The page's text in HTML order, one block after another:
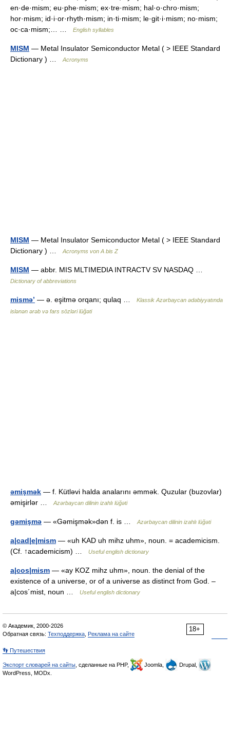
en·de·mism; eu·phe·mism; ex·tre·mism; hal·o·chro·mism;
hor·mism; id·i·or·rhyth·mism; in·ti·mism; le·git·i·mism; no·mism;
oc·ca·mism;… …
English syllables
MISM — Metal Insulator Semiconductor Metal ( > IEEE Standard
Dictionary ) …
Acronyms
MISM — Metal Insulator Semiconductor Metal ( > IEEE Standard
Dictionary ) …
Acronyms von A bis Z
MISM — abbr. MIS MLTIMEDIA INTRACTV SV NASDAQ …
Dictionary of abbreviations
mismə’ — ə. eşitmə orqanı; qulaq …
Klassik Azərbaycan ədəbiyyatında
islənən ərəb və fars sözləri lüğəti
əmişmək — f. Kütləvi halda analarını əmmək. Quzular (buzovlar)
əmişirlər …
Azərbaycan dilinin izahlı lüğəti
gəmişmə — «Gəmişmək»dən f. is … Azərbaycan dilinin izahlı lüğəti
a|cad|e|mism — «uh KAD uh mihz uhm», noun. = academicism.
(Cf. ↑academicism) …
Useful english dictionary
a|cos|mism — «ay KOZ mihz uhm», noun. the denial of the
existence of a universe, or of a universe as distinct from God. –
a|cos´mist, noun …
Useful english dictionary
18+
© Академик, 2000-2026
Обратная связь: Техподдержка Реклама на сайте
👣 Путешествия
Экспорт словарей на сайты , сделанные на PHP, Joomla,
Drupal,
WordPress, MODx.